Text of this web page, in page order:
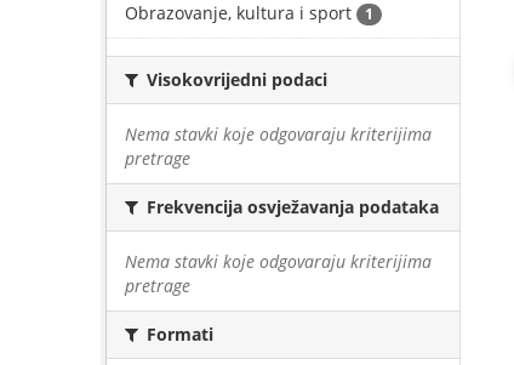
Obrazovanje, kultura i sport 1
Visokovrijedni podaci
Nema stavki koje odgovaraju kriterijima
pretrage
Frekvencija osvježavanja podataka
Nema stavki koje odgovaraju kriterijima
pretrage
Formati